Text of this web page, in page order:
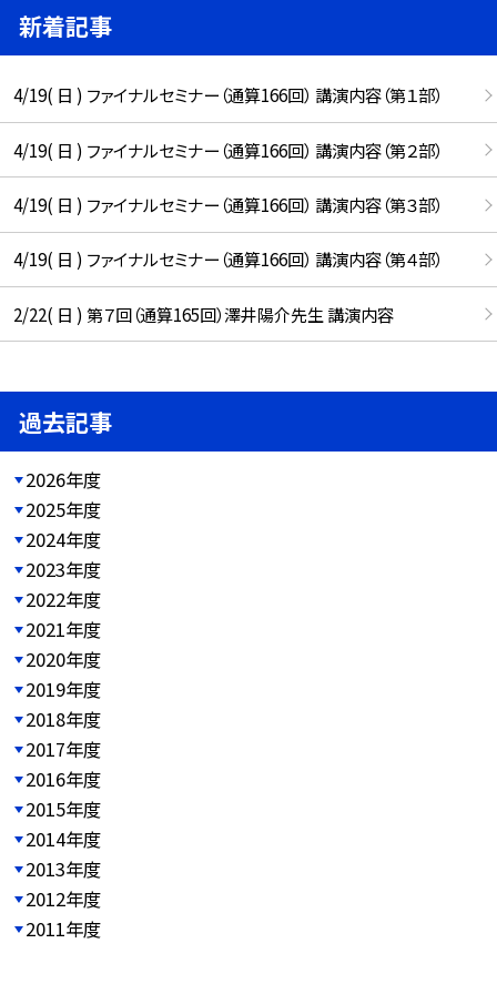
新着記事
4/19( 日 ) ファイナルセミナー（通算166回） 講演内容（第１部）
4/19( 日 ) ファイナルセミナー（通算166回） 講演内容（第２部）
4/19( 日 ) ファイナルセミナー（通算166回） 講演内容（第３部）
4/19( 日 ) ファイナルセミナー（通算166回） 講演内容（第４部）
2/22( 日 ) 第７回（通算165回）澤井陽介先生 講演内容
過去記事
2026年度
2025年度
2024年度
2023年度
2022年度
2021年度
2020年度
2019年度
2018年度
2017年度
2016年度
2015年度
2014年度
2013年度
2012年度
2011年度